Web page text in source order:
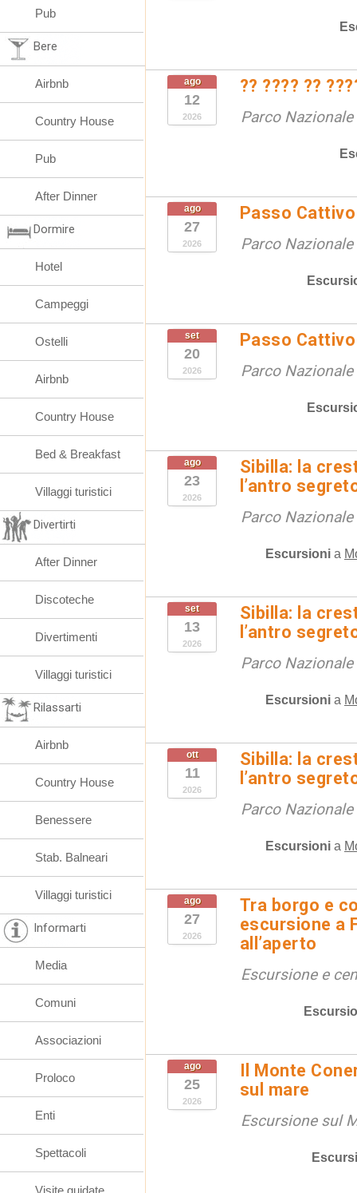
ago
12
2026
?? ???? ??
Parco
ago
27
2026
Passo
Parco
set
20
2026
Passo
Parco
ago
23
2026
Sibilla: la
l’antro
Parco
Escursioni a
set
13
2026
Sibilla: la
l’antro
Parco
Escursioni a
ott
11
2026
Sibilla: la
l’antro
Parco
Escursioni a
ago
27
2026
Tra borgo e
escursione a
all’aperto
Escursione e
ago
25
2026
Il Monte
sul mare
Escursione sul
Pub
Bere
Airbnb
Country House
Pub
After Dinner
Dormire
Hotel
Campeggi
Ostelli
Airbnb
Country House
Bed & Breakfast
Villaggi turistici
Divertirti
After Dinner
Discoteche
Divertimenti
Villaggi turistici
Rilassarti
Airbnb
Country House
Benessere
Stab. Balneari
Villaggi turistici
Informarti
Media
Comuni
Associazioni
Proloco
Enti
Spettacoli
Visite guidate